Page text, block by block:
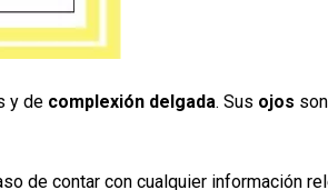
y de complexión delgada. Sus ojos
de contar con cualquier información